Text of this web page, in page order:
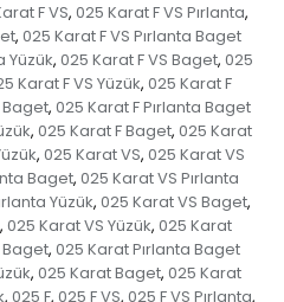
F VS, 025 Karat F VS Pırlanta,
, 025 Karat F VS Pırlanta Baget
Yüzük, 025 Karat F VS Baget, 025
Karat F VS Yüzük, 025 Karat F
Baget, 025 Karat F Pırlanta Baget
, 025 Karat F Baget, 025 Karat
, 025 Karat VS, 025 Karat VS
Baget, 025 Karat VS Pırlanta
Yüzük, 025 Karat VS Baget,
, 025 Karat VS Yüzük, 025 Karat
Baget, 025 Karat Pırlanta Baget
, 025 Karat Baget, 025 Karat
, 025 F, 025 F VS, 025 F VS Pırlanta,